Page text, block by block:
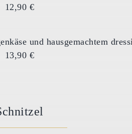
12,90 €
und hausgemachtem
13,90 €